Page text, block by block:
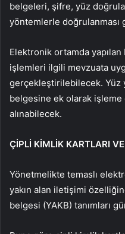
belgeleri, şifre, yüz
yöntemlerle doğrulanması
Elektronik ortamda
işlemleri ilgili mevzuata
gerçekleştirilebilecek.
belgesine ek olarak
alınabilecek.
ÇİPLİ KİMLİK KARTLARI
Yönetmelikte temaslı
yakın alan iletişimi
belgesi (YAKB) tanımları